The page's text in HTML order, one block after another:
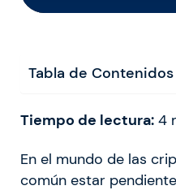
Tabla de Contenidos
Tiempo de lectura: 4
En el mundo de las
común estar